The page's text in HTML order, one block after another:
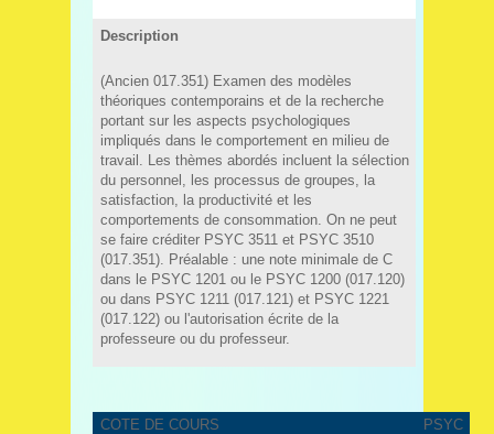
Description
(Ancien 017.351) Examen des modèles
théoriques contemporains et de la recherche
portant sur les aspects psychologiques
impliqués dans le comportement en milieu de
travail. Les thèmes abordés incluent la sélection
du personnel, les processus de groupes, la
satisfaction, la productivité et les
comportements de consommation. On ne peut
se faire créditer PSYC 3511 et PSYC 3510
(017.351). Préalable : une note minimale de C
dans le PSYC 1201 ou le PSYC 1200 (017.120)
ou dans PSYC 1211 (017.121) et PSYC 1221
(017.122) ou l'autorisation écrite de la
professeure ou du professeur.
COTE DE COURS
PSYC